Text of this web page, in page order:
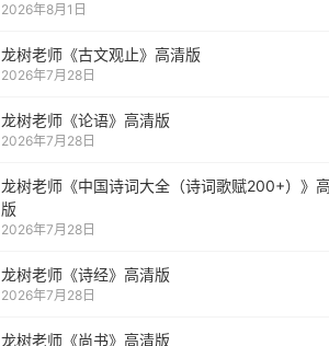
2026年8月1日
龙树老师《古文观止》高清版
2026年7月28日
龙树老师《论语》高清版
2026年7月28日
龙树老师《中国诗词大全（诗词歌赋200+）》
版
2026年7月28日
龙树老师《诗经》高清版
2026年7月28日
龙树老师《尚书》高清版